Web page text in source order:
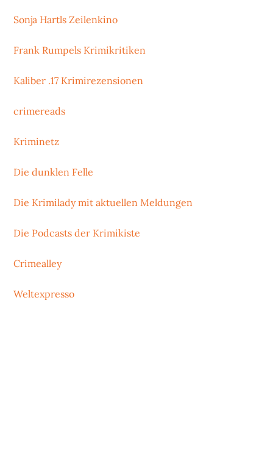
Sonja Hartls Zeilenkino
Frank Rumpels Krimikritiken
Kaliber .17 Krimirezensionen
crimereads
Kriminetz
Die dunklen Felle
Die Krimilady mit aktuellen Meldungen
Die Podcasts der Krimikiste
Crimealley
Weltexpresso